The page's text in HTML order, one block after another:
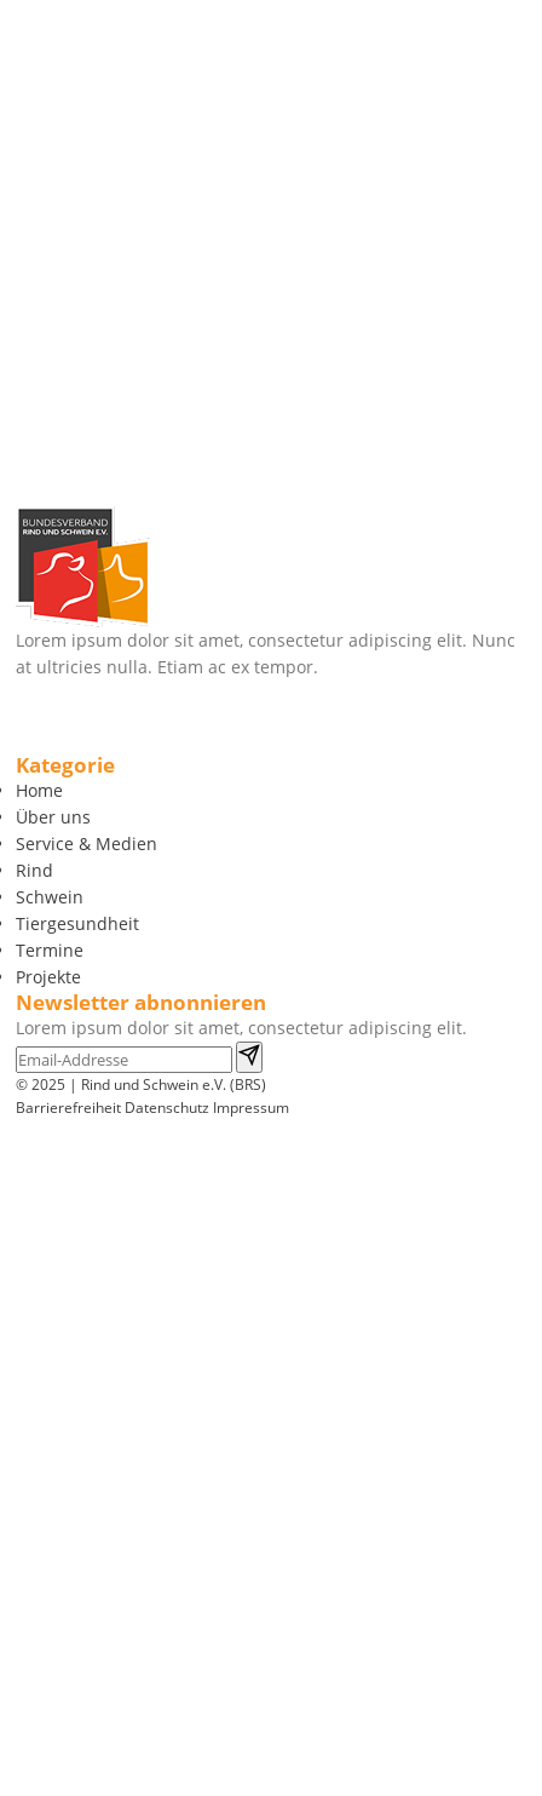
Lorem ipsum dolor sit amet, consectetur adipiscing elit. Nunc
at ultricies nulla. Etiam ac ex tempor.
Kategorie
Home
Über uns
Service & Medien
Rind
Schwein
Tiergesundheit
Termine
Projekte
Newsletter abnonnieren
Lorem ipsum dolor sit amet, consectetur adipiscing elit.
© 2025 | Rind und Schwein e.V. (BRS)
Barrierefreiheit Datenschutz Impressum